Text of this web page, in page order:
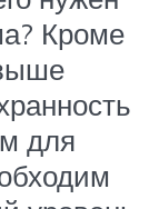
Кроме
для